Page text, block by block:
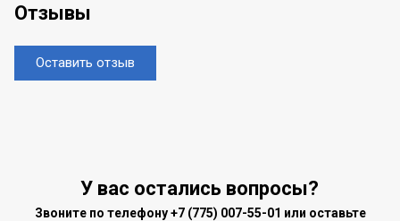
Отзывы
Оставить отзыв
У вас остались вопросы?
Звоните по телефону+7 (775) 007-55-01 или оставьте